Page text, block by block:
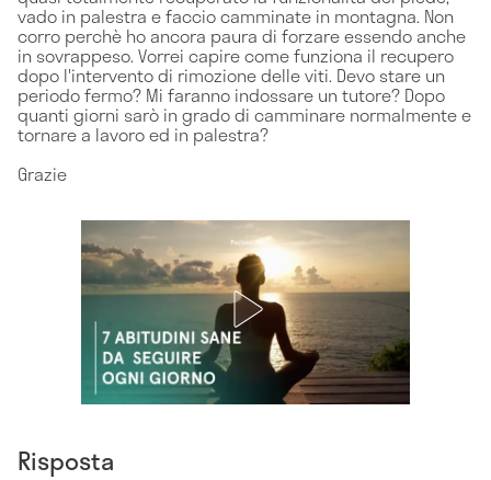
vado in palestra e faccio camminate in montagna. Non
corro perchè ho ancora paura di forzare essendo anche
in sovrappeso. Vorrei capire come funziona il recupero
dopo l'intervento di rimozione delle viti. Devo stare un
periodo fermo? Mi faranno indossare un tutore? Dopo
quanti giorni sarò in grado di camminare normalmente e
tornare a lavoro ed in palestra?
Grazie
Risposta